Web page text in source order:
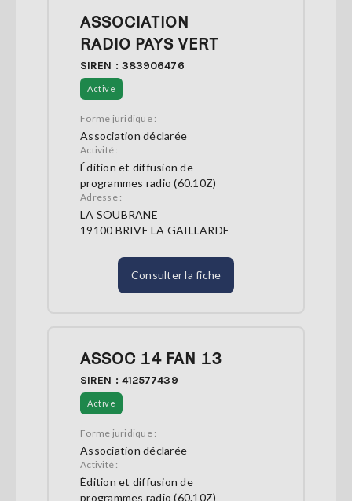
ASSOCIATION
RADIO PAYS VERT
SIREN : 383906476
Active
Forme juridique :
Association déclarée
Activité :
Édition et diffusion de
programmes radio (60.10Z)
Adresse :
LA SOUBRANE
19100 BRIVE LA GAILLARDE
Consulter la fiche
ASSOC 14 FAN 13
SIREN : 412577439
Active
Forme juridique :
Association déclarée
Activité :
Édition et diffusion de
programmes radio (60.10Z)